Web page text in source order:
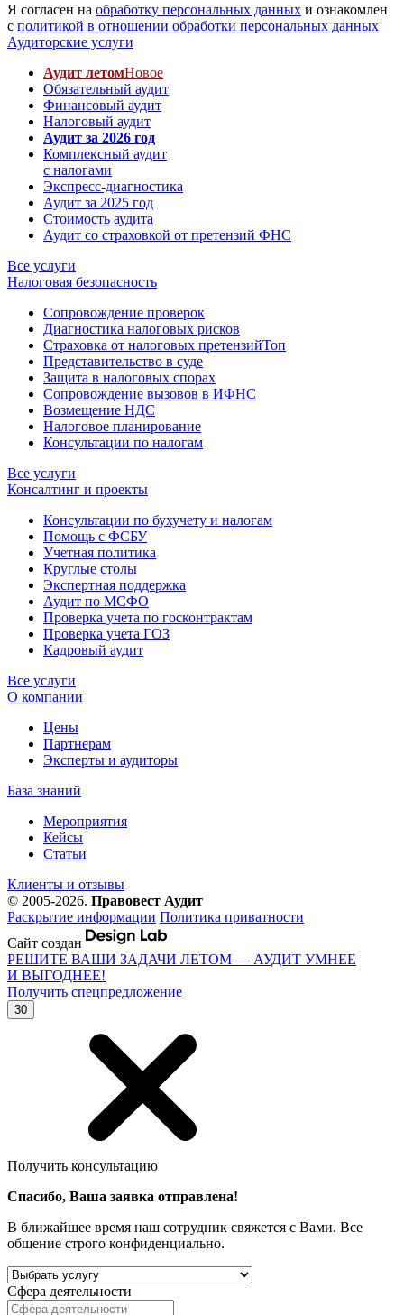
Я согласен на обработку персональных данных и ознакомлен
с политикой в отношении обработки персональных данных
Аудиторские услуги
Аудит летомНовое
Обязательный аудит
Финансовый аудит
Налоговый аудит
Аудит за 2026 год
Комплексный аудит
с налогами
Экспресс-диагностика
Аудит за 2025 год
Стоимость аудита
Аудит со страховкой от претензий ФНС
Все услуги
Налоговая безопасность
Сопровождение проверок
Диагностика налоговых рисков
Страховка от налоговых претензийТоп
Представительство в суде
Защита в налоговых спорах
Сопровождение вызовов в ИФНС
Возмещение НДС
Налоговое планирование
Консультации по налогам
Все услуги
Консалтинг и проекты
Консультации по бухучету и налогам
Помощь с ФСБУ
Учетная политика
Круглые столы
Экспертная поддержка
Аудит по МСФО
Проверка учета по госконтрактам
Проверка учета ГОЗ
Кадровый аудит
Все услуги
О компании
Цены
Партнерам
Эксперты и аудиторы
База знаний
Мероприятия
Кейсы
Статьи
Клиенты и отзывы
© 2005-2026. Правовест Аудит
Раскрытие информации Политика приватности
Сайт создан
РЕШИТЕ ВАШИ ЗАДАЧИ ЛЕТОМ — АУДИТ УМНЕЕ
И ВЫГОДНЕЕ!
Получить спецпредложение
30
Получить консультацию
Спасибо, Ваша заявка отправлена!
В ближайшее время наш сотрудник свяжется с Вами. Все
общение строго конфиденциально.
Сфера деятельности